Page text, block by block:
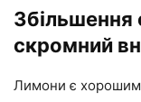
Збільшення
скромний
Лимони є хорошим